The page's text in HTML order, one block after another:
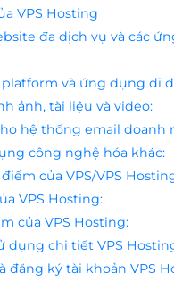
VPS Hosting
đa dịch vụ và các
và ứng dụng di
ảnh, tài liệu và video:
hệ thống email doanh
công nghệ hóa khác:
của VPS/VPS
VPS Hosting:
của VPS Hosting:
dụng chi tiết VPS
đăng ký tài khoản VPS